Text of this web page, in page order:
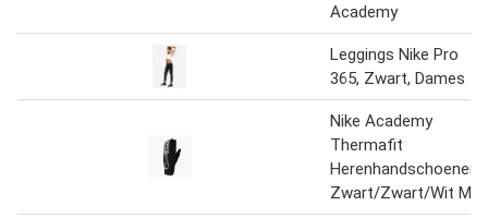
Academy
Leggings Nike Pro
365, Zwart, Dames
Nike Academy
Thermafit
Herenhandschoenen
Zwart/Zwart/Wit M